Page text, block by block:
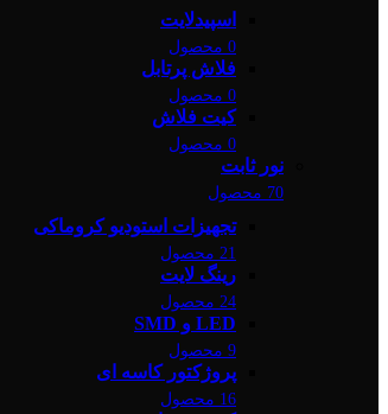
اسپیدلایت
0 محصول
فلاش پرتابل
0 محصول
کیت فلاش
0 محصول
نور ثابت
70 محصول
تجهیزات استودیو کروماکی
21 محصول
رینگ لایت
24 محصول
LED و SMD
9 محصول
پروژکتور کاسه ای
16 محصول